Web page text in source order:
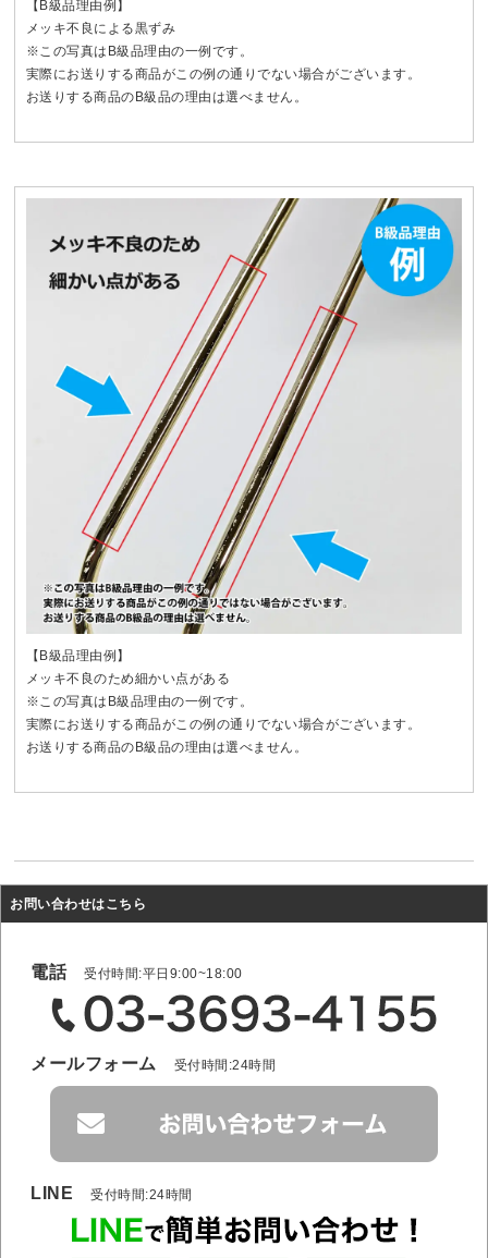
【B級品理由例】
メッキ不良による黒ずみ
※この写真はB級品理由の一例です。
実際にお送りする商品がこの例の通りでない場合がございます。
お送りする商品のB級品の理由は選べません。
【B級品理由例】
メッキ不良のため細かい点がある
※この写真はB級品理由の一例です。
実際にお送りする商品がこの例の通りでない場合がございます。
お送りする商品のB級品の理由は選べません。
お問い合わせはこちら
電話 受付時間:平日9:00~18:00
メールフォーム 受付時間:24時間
LINE 受付時間:24時間